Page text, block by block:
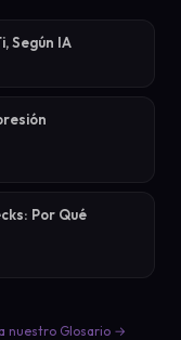
Según IA
Por Qué
nuestro Glosario →